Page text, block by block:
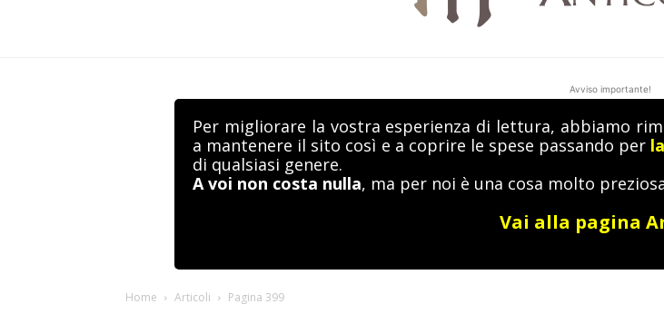
Avviso importante!
Per migliorare la vostra esperienza di lettura, abbiamo
a mantenere il sito così e a coprire le spese passando per
di qualsiasi genere.
A voi non costa nulla, ma per noi è una cosa molto
Vai alla pagina
Home Articoli Pagina 399